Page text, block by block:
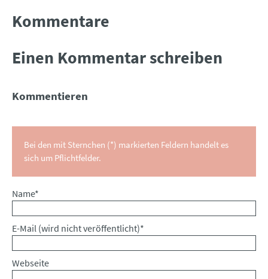
Kommentare
Einen Kommentar schreiben
Kommentieren
Bei den mit Sternchen (*) markierten Feldern handelt es
sich um Pflichtfelder.
Pflichtfeld
Name*
Pflichtfeld
E-Mail (wird nicht veröffentlicht)*
Webseite